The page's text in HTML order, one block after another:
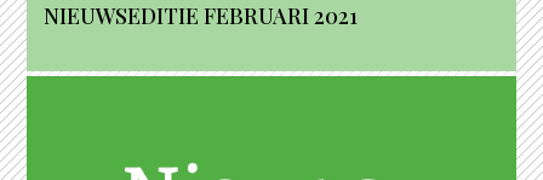
NIEUWSEDITIE FEBRUARI 2021